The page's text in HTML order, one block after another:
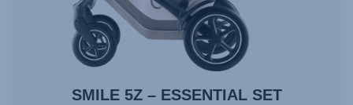
SMILE 5Z – ESSENTIAL SET